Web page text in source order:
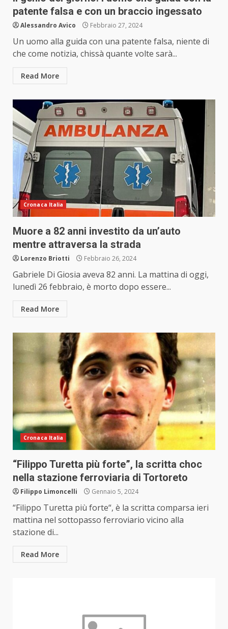
patente falsa e con un braccio ingessato
Alessandro Avico Febbraio 27, 2024
Un uomo alla guida con una patente falsa, niente di
che come notizia, chissà quante volte sarà...
Read More
Cronaca Italia
Muore a 82 anni investito da un’auto
mentre attraversa la strada
Lorenzo Briotti Febbraio 26, 2024
Gabriele Di Giosia aveva 82 anni. La mattina di oggi,
lunedì 26 febbraio, è morto dopo essere...
Read More
Cronaca Italia
“Filippo Turetta più forte”, la scritta choc
nella stazione ferroviaria di Tortoreto
Filippo Limoncelli Gennaio 5, 2024
“Filippo Turetta più forte“, è la scritta comparsa ieri
mattina nel sottopasso ferroviario vicino alla
stazione di...
Read More